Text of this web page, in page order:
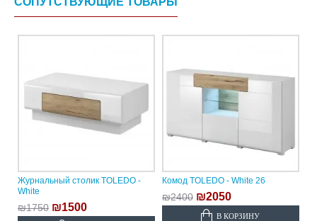
Журнальный столик TOLEDO -
White
₪1750 ₪1500
Комод TOLEDO - White 26
₪2400 ₪2050
В КОРЗИНУ